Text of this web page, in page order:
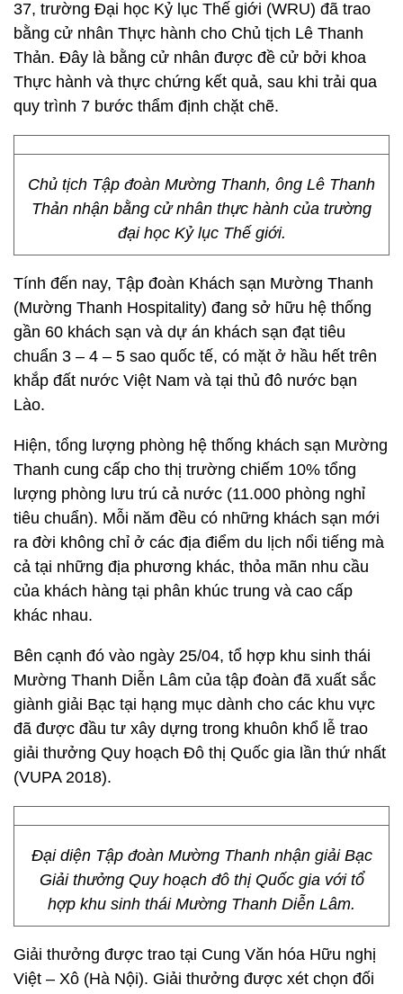
37, trường Đại học Kỷ lục Thế giới (WRU) đã trao
bằng cử nhân Thực hành cho Chủ tịch Lê Thanh
Thản. Đây là bằng cử nhân được đề cử bởi khoa
Thực hành và thực chứng kết quả, sau khi trải qua
quy trình 7 bước thẩm định chặt chẽ.
Chủ tịch Tập đoàn Mường Thanh, ông Lê Thanh
Thản nhận bằng cử nhân thực hành của trường
đại học Kỷ lục Thế giới.
Tính đến nay, Tập đoàn Khách sạn Mường Thanh
(Mường Thanh Hospitality) đang sở hữu hệ thống
gần 60 khách sạn và dự án khách sạn đạt tiêu
chuẩn 3 – 4 – 5 sao quốc tế, có mặt ở hầu hết trên
khắp đất nước Việt Nam và tại thủ đô nước bạn
Lào.
Hiện, tổng lượng phòng hệ thống khách sạn Mường
Thanh cung cấp cho thị trường chiếm 10% tổng
lượng phòng lưu trú cả nước (11.000 phòng nghỉ
tiêu chuẩn). Mỗi năm đều có những khách sạn mới
ra đời không chỉ ở các địa điểm du lịch nổi tiếng mà
cả tại những địa phương khác, thỏa mãn nhu cầu
của khách hàng tại phân khúc trung và cao cấp
khác nhau.
Bên cạnh đó vào ngày 25/04, tổ hợp khu sinh thái
Mường Thanh Diễn Lâm của tập đoàn đã xuất sắc
giành giải Bạc tại hạng mục dành cho các khu vực
đã được đầu tư xây dựng trong khuôn khổ lễ trao
giải thưởng Quy hoạch Đô thị Quốc gia lần thứ nhất
(VUPA 2018).
Đại diện Tập đoàn Mường Thanh nhận giải Bạc
Giải thưởng Quy hoạch đô thị Quốc gia với tổ
hợp khu sinh thái Mường Thanh Diễn Lâm.
Giải thưởng được trao tại Cung Văn hóa Hữu nghị
Việt – Xô (Hà Nội). Giải thưởng được xét chọn đối